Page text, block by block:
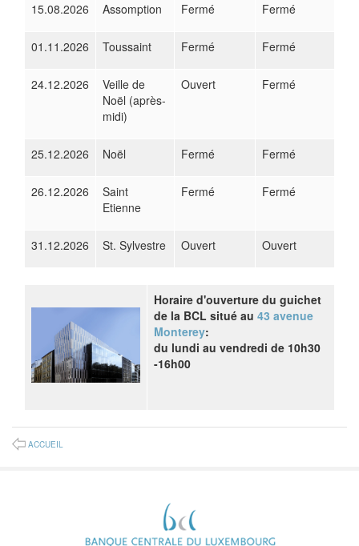
15.08.2026 Assomption Fermé Fermé
01.11.2026 Toussaint Fermé Fermé
24.12.2026
Veille de
Noël (après-
midi)
Ouvert Fermé
25.12.2026 Noël Fermé Fermé
26.12.2026
Saint
Etienne
Fermé Fermé
31.12.2026 St. Sylvestre Ouvert Ouvert
Horaire d'ouverture du guichet
de la BCL situé au 43 avenue
Monterey:
du lundi au vendredi de 10h30
-16h00
ACCUEIL